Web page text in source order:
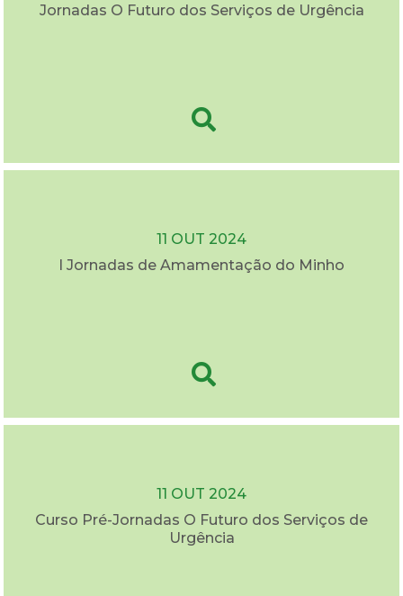
Jornadas O Futuro dos Serviços de Urgência
11 OUT 2024
I Jornadas de Amamentação do Minho
11 OUT 2024
Curso Pré-Jornadas O Futuro dos Serviços de
Urgência